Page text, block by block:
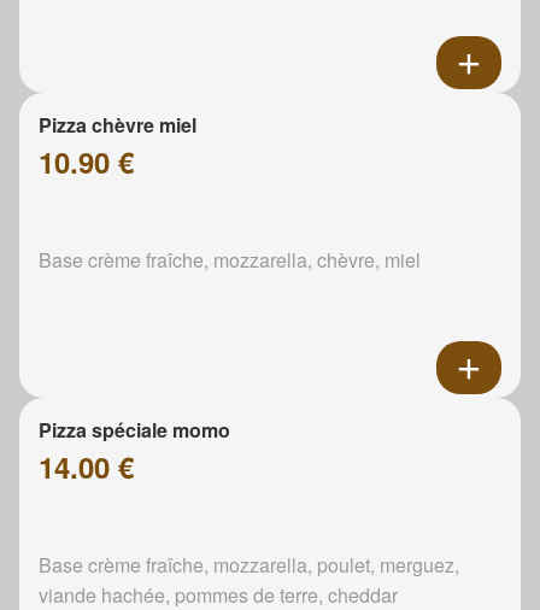
Pizza chèvre miel
10.90 €
Base crème fraîche, mozzarella, chèvre, miel
Pizza spéciale momo
14.00 €
Base crème fraîche, mozzarella, poulet, merguez,
viande hachée, pommes de terre, cheddar